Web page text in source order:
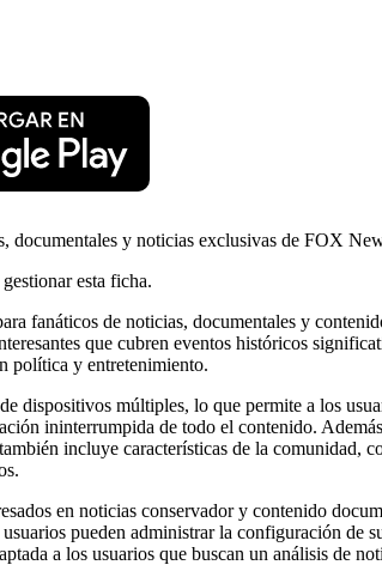
documentales y noticias exclusivas de FOX
gestionar esta ficha.
fanáticos de noticias, documentales y
que cubren eventos históricos
política y entretenimiento.
dispositivos múltiples, lo que permite a los
ininterrumpida de todo el contenido.
incluye características de la comunidad,
​​en noticias conservador y contenido
pueden administrar la configuración de
a los usuarios que buscan un análisis de